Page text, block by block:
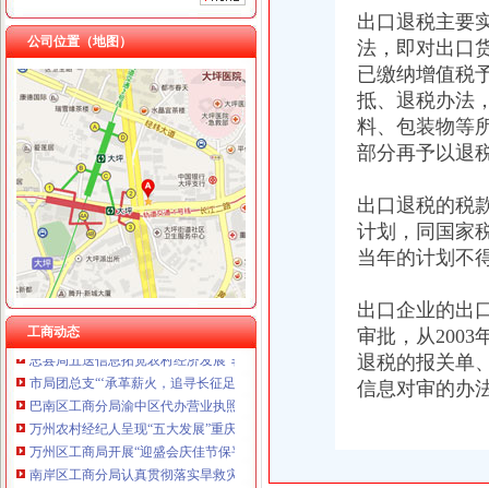
杭州思锐贸易有限公司重庆分公司 渝中 （工商注册）
重庆百谷农业开发有限公司 渝中650万 （注册）
公司位置（地图）
工商动态
工商动态
江津局着力加非公有制经济的渝中区代办营业执照建工作
南川个协积引导会员脱贫致富
双桥局重庆代办公司积宣十项便民服务措施
忠县局以“建立七类工商”渝中区代办营业执照落实市局2006年工作要点
巴南局认真抓好新《公司法》的渝中区工商代办贯彻实施
江北局四项措施加种子市渝中区代办营业执照场监管保护春耕播种
国家工商总局渝中区工商代办检查组检查大足局行政执法工作
忠县局五送信息拓宽农村经济发展“软通道”渝中区代办营业执照
市局团总支“‘承革薪火，追寻长征足迹’遵义行”重庆代办营业执照活动成功举行
巴南区工商分局渝中区代办营业执照开通公众信息网
万州农村经纪人呈现“五大发展”重庆代办营业执照趋势
万州区工商局开展“迎盛会庆佳节保平安”渝中区代办营业执照食品安全整行动
南岸区工商分局认真贯彻落实旱救灾惠民政策确保市渝中区工商代办场繁荣稳定
江津工商局渝中区代办营业执照四项举措化安全生产监管
出口退税主要
法，即对出口
已缴纳增值税
抵、退税办法
料、包装物等
部分再予以退
出口退税的税
计划，同国家
当年的计划不
出口企业的出
审批，从2003
退税的报关单
信息对审的办